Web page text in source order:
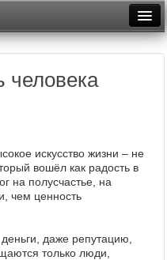
человека
искусство жизни – не
вошёл как радость в
на полусчастье, на
чем ценность
даже репутацию,
только люди,